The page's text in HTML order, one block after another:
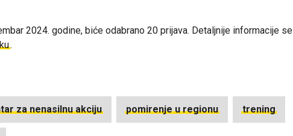
2024. godine, biće odabrano 20 prijava. Detaljnije informacije se
.
za nenasilnu akciju pomirenje u regionu trening